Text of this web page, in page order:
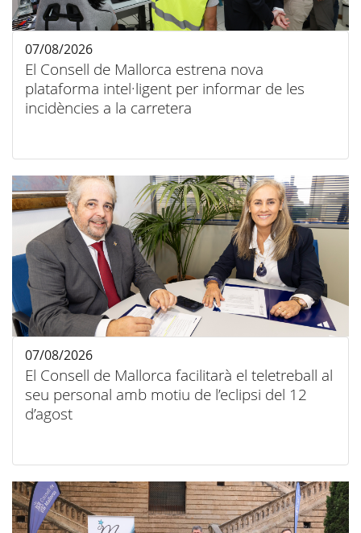
El Consell de Mallorca estrena nova
plataforma intel·ligent per informar de les
incidències a la carretera
07/08/2026
El Consell de Mallorca facilitarà el teletreball al
seu personal amb motiu de l’eclipsi del 12
d’agost
07/08/2026